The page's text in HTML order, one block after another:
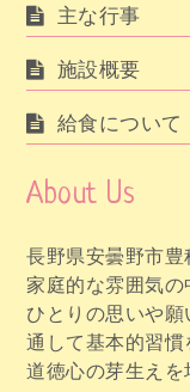
主な行事
施設概要
給食について
About Us
長野県安曇野市豊
家庭的な雰囲気
ひとりの思いや
通して基本的習慣
道徳心の芽生えを